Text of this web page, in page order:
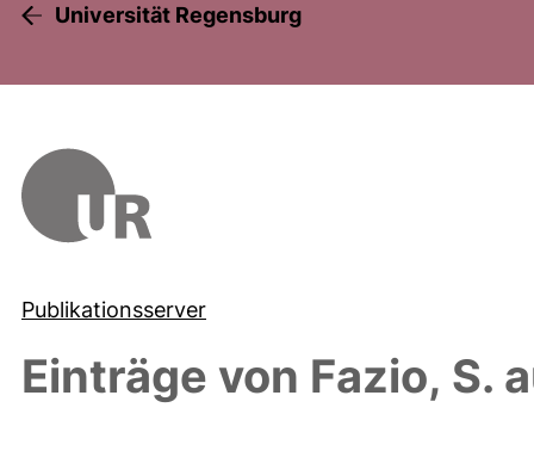
Universität Regensburg
Publikationsserver
Einträge von Fazio, S.